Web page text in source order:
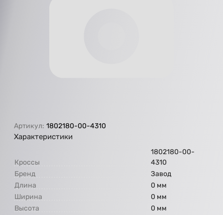
Артикул: 1802180-00-4310
Характеристики
Кроссы
1802180-00-
4310
Бренд
Завод
Длина
0 мм
Ширина
0 мм
Высота
0 мм